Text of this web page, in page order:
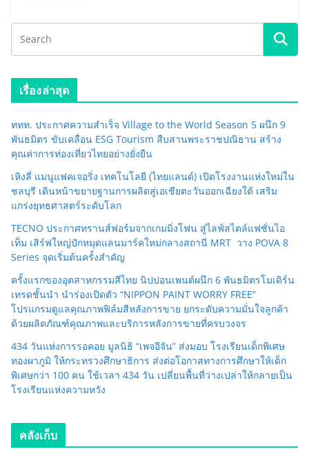
เรื่องล่าสุด
ททท. ประกาศความสำเร็จ Village to the World Season 5 ผนึก 9
พันธมิตร ขับเคลื่อน ESG Tourism สืบสานพระราชปณิธาน สร้าง
คุณค่าการท่องเที่ยวไทยอย่างยั่งยืน
เหิงลี่ แมนูแฟคเจอริ่ง เทคโนโลยี (ไทยแลนด์) เปิดโรงงานแห่งใหม่ใน
ชลบุรี เดินหน้าขยายฐานการผลิตสู่เอเชียตะวันออกเฉียงใต้ เสริม
แกร่งยุทธศาสตร์ระดับโลก
TECNO ประกาศทรานส์ฟอร์มจากเกมมิ่งโฟน สู่ไลฟ์สไตล์แฟชั่นไอ
เท็ม เสิร์ฟใหญ่ปักหมุดแลนมาร์คใหม่กลางสถานี MRT วาง POVA 8
Series จุดเริ่มต้นครั้งสำคัญ
ครั้งแรกของอุตสาหกรรมสีไทย นิปปอนเพนต์ผนึก 6 พันธมิตรโมเดิร์น
เทรดชั้นนำ นำร่องเปิดตัว “NIPPON PAINT WORRY FREE”
โปรแกรมดูแลคุณภาพฟิล์มสีหลังการขาย ยกระดับความมั่นใจลูกค้า
ด้วยผลิตภัณฑ์คุณภาพและบริการหลังการขายที่ครบวงจร
434 วันแห่งการรอคอย มูลนิธิ “เพจอีจัน” ส่งมอบ โรงเรียนเด็กพิเศษ
ทองผาภูมิ ให้กระทรวงศึกษาธิการ ส่งต่อโอกาสทางการศึกษาให้เด็ก
พิเศษกว่า 100 คน ใช้เวลา 434 วัน เปลี่ยนพื้นที่ว่างเปล่าให้กลายเป็น
โรงเรียนแห่งความหวัง
คลังเก็บ